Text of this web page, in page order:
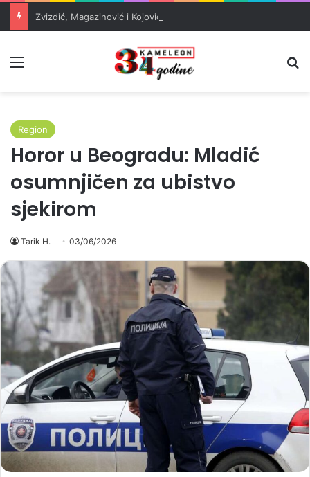
Region
Horor u Beogradu: Mladić
osumnjičen za ubistvo
sjekirom
Tarik H. 03/06/2026